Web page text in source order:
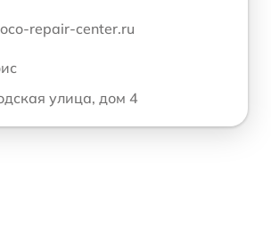
repair-center.ru
улица, дом 4